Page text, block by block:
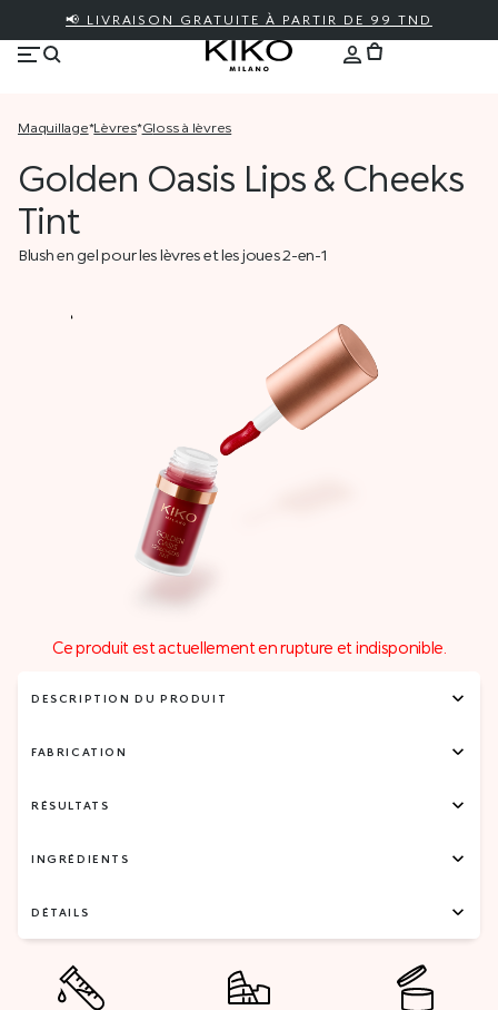
📢 LIVRAISON GRATUITE À PARTIR DE 99 TND
maquillage* lèvres* gloss à lèvres
Golden Oasis Lips & Cheeks
Tint
Blush en gel pour les lèvres et les joues 2-en-1
Ce produit est actuellement en rupture et indisponible.
DESCRIPTION DU PRODUIT
FABRICATION
RÉSULTATS
INGRÉDIENTS
DÉTAILS